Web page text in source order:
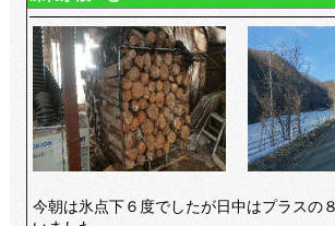
今朝は氷点下６度でしたが日中はプラスの